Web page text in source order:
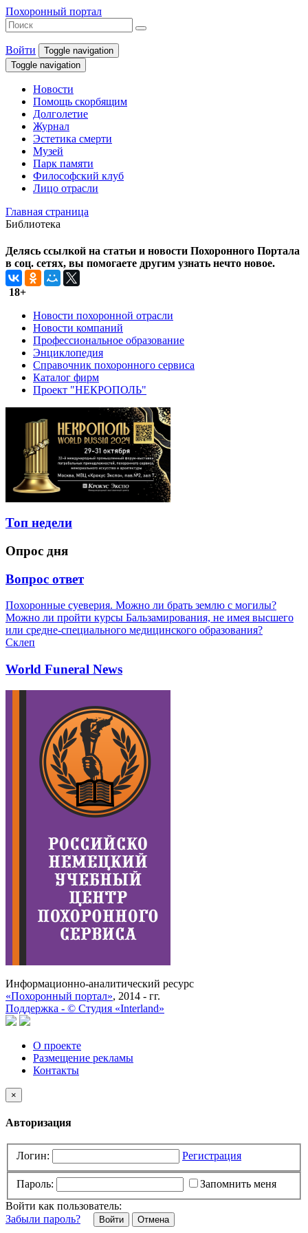
Похоронный портал
Войти
Toggle navigation
Toggle navigation
Новости
Помощь скорбящим
Долголетие
Журнал
Эстетика смерти
Музей
Парк памяти
Философский клуб
Лицо отрасли
Главная страница
Библиотека
Делясь ссылкой на статьи и новости Похоронного Портала
в соц. сетях, вы помогаете другим узнать нечто новое.
18+
Новости похоронной отрасли
Новости компаний
Профессиональное образование
Энциклопедия
Справочник похоронного сервиса
Каталог фирм
Проект "НЕКРОПОЛЬ"
Топ недели
Опрос дня
Вопрос ответ
Похоронные суеверия. Можно ли брать землю с могилы?
Можно ли пройти курсы Бальзамирования, не имея высшего
или средне-специального медицинского образования?
Склеп
World Funeral News
Информационно-аналитический ресурс
«Похоронный портал», 2014 - гг.
Поддержка - © Cтудия «Interland»
О проекте
Размещение рекламы
Контакты
×
Авторизация
Логин: Регистрация
Пароль:
Запомнить меня
Войти как пользователь:
Забыли пароль?
Отмена